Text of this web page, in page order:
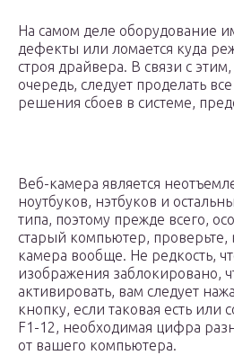
На самом деле оборудование
дефекты или ломается куда
строя драйвера. В связи с
очередь, следует проделать
решения сбоев в системе,
Веб-камера является
ноутбуков, нэтбуков и
типа, поэтому прежде всего,
старый компьютер, проверьте,
камера вообще. Не редкость,
изображения заблокировано,
активировать, вам следует
кнопку, если таковая есть или
F1-12, необходимая цифра
от вашего компьютера.